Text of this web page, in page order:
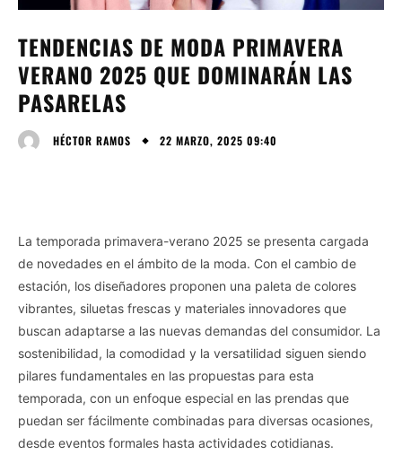
TENDENCIAS DE MODA PRIMAVERA
VERANO 2025 QUE DOMINARÁN LAS
PASARELAS
HÉCTOR RAMOS 22 MARZO, 2025 09:40
La temporada primavera-verano 2025 se presenta cargada
de novedades en el ámbito de la moda. Con el cambio de
estación, los diseñadores proponen una paleta de colores
vibrantes, siluetas frescas y materiales innovadores que
buscan adaptarse a las nuevas demandas del consumidor. La
sostenibilidad, la comodidad y la versatilidad siguen siendo
pilares fundamentales en las propuestas para esta
temporada, con un enfoque especial en las prendas que
puedan ser fácilmente combinadas para diversas ocasiones,
desde eventos formales hasta actividades cotidianas.